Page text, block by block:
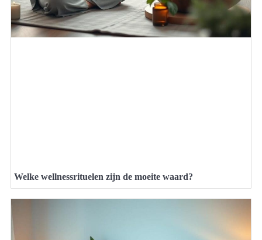
Welke wellnessrituelen zijn de moeite waard?